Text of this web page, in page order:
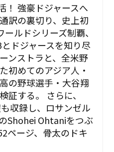
！ 強豪ドジャースへ
訳の裏切り、史上初
ルドシリーズ制覇、
ドジャースを知り尽
ンストラと、全米野
初めてのアジア人・
の野球選手・大谷翔
証する。 さらに、
収録し、ロサンゼル
Shohei Ohtaniをつぶ
ページ、骨太のドキ